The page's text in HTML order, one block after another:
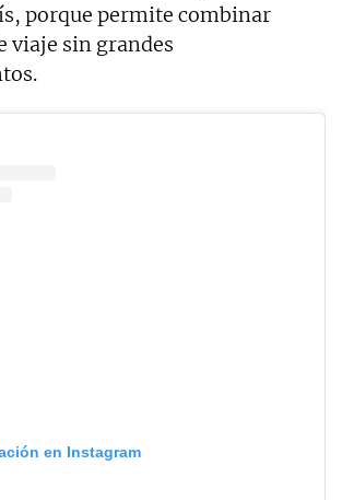
porque permite combinar
viaje sin grandes
en Instagram